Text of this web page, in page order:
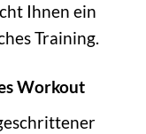
Ihnen ein
Training.
Workout